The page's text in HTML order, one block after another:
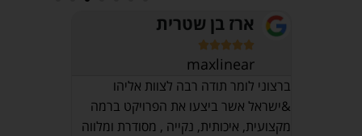
ארז בן שטרית





maxlinear
ברצוני לומר תודה רבה לצוות אליהו
&ישראל אשר ביצעו את הפרויקט ברמה
מקצועית, איכותית, נקייה , מסודרת ומלווה